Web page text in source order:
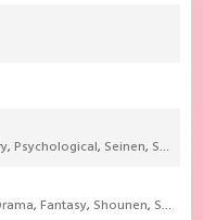
,Psychological, Seinen, Supernatural
,Fantasy, Shounen, Super Power